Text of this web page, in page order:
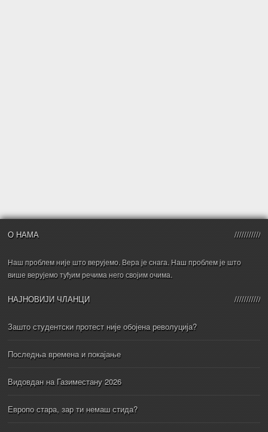
О НАМА
Наш проблем није што верујемо. Вера је снага. Наш проблем је што
више верујемо туђим речима него својим очима.
НАЈНОВИЈИ ЧЛАНЦИ
Зашто студентски протест није обојена револуција?
Последња времена и покајање
Видовдан на Газиместану 2026
Европо стара, зар ти немаш стида?